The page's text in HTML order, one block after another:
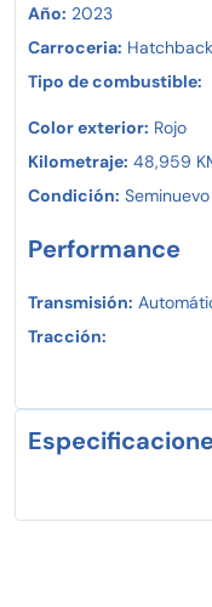
Año: 2023
Carroceria: Hatchback
Tipo de combustible:
Color exterior: Rojo
Kilometraje: 48,959
Condición: Seminuevo
Performance
Transmisión:
Tracción: